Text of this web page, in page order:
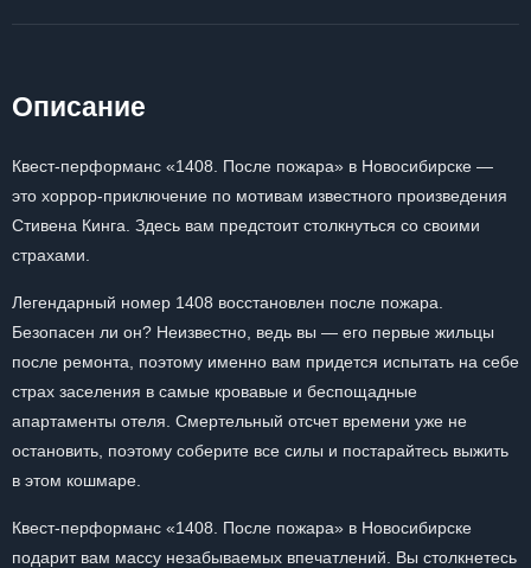
Описание
Квест-перформанс «1408. После пожара» в Новосибирске —
это хоррор-приключение по мотивам известного произведения
Стивена Кинга. Здесь вам предстоит столкнуться со своими
страхами.
Легендарный номер 1408 восстановлен после пожара.
Безопасен ли он? Неизвестно, ведь вы — его первые жильцы
после ремонта, поэтому именно вам придется испытать на себе
страх заселения в самые кровавые и беспощадные
апартаменты отеля. Смертельный отсчет времени уже не
остановить, поэтому соберите все силы и постарайтесь выжить
в этом кошмаре.
Квест-перформанс «1408. После пожара» в Новосибирске
подарит вам массу незабываемых впечатлений. Вы столкнетесь